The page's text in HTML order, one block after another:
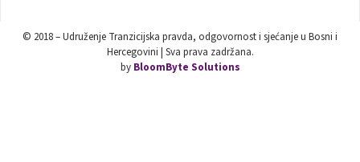
© 2018 – Udruženje Tranzicijska pravda, odgovornost i sjećanje u Bosni i
Hercegovini | Sva prava zadržana.
by BloomByte Solutions